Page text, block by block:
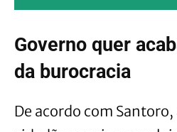
Governo quer
da burocracia
De acordo com